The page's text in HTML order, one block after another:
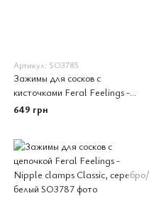
Артикул: SO3785
Зажимы для сосков с
кисточками Feral Feelings -
Nipple clamps Tassels,
серебро/белый
649 грн